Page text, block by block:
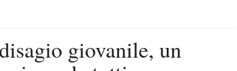
giovanile, un